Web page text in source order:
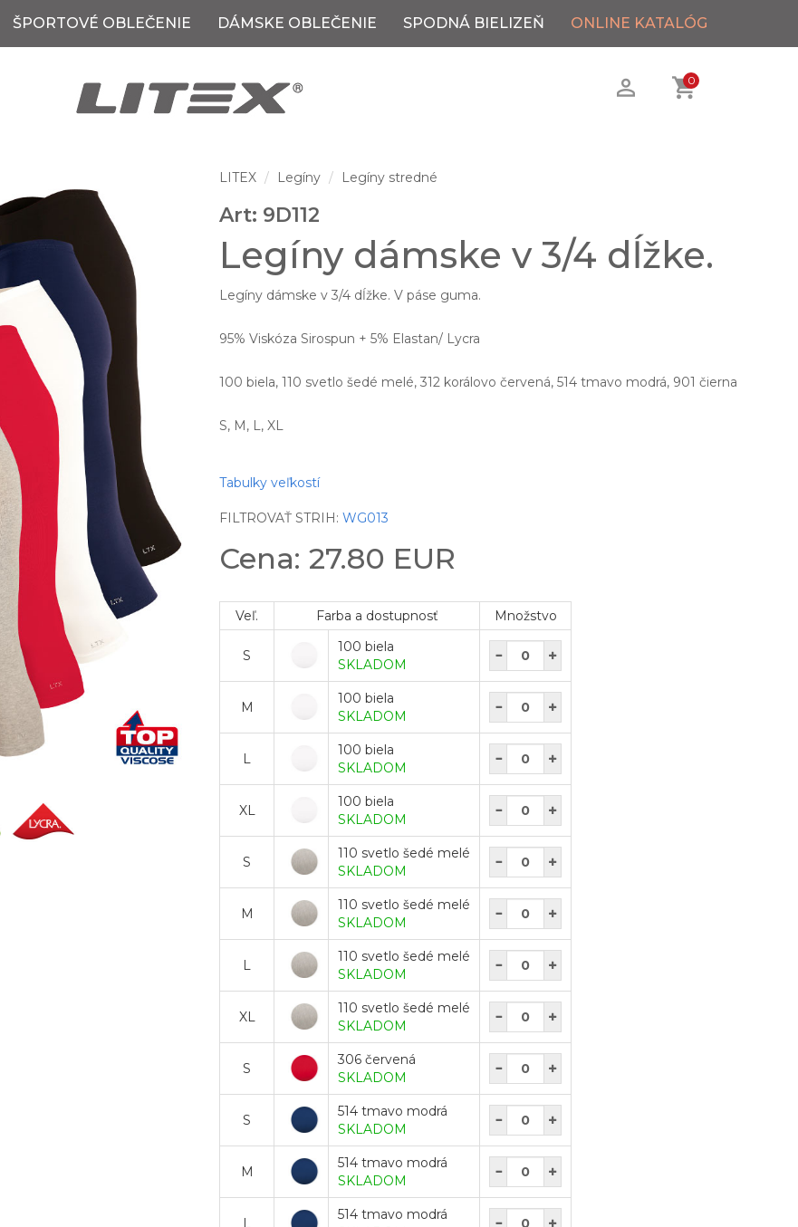
ŠPORTOVÉ OBLEČENIE DÁMSKE OBLEČENIE SPODNÁ BIELIZEŇ ONLINE KATALÓG
0
LITEX Legíny Legíny stredné
Art: 9D112
Legíny dámske v 3/4 dĺžke.
Legíny dámske v 3/4 dĺžke. V páse guma.
95% Viskóza Sirospun + 5% Elastan/ Lycra
100 biela, 110 svetlo šedé melé, 312 korálovo červená, 514 tmavo modrá, 901 čierna
S, M, L, XL
Tabulky veľkostí
FILTROVAŤ STRIH:WG013
Cena: 27.80 EUR
Veľ. Farba a dostupnosť Množstvo
S
100 biela
SKLADOM
M
100 biela
SKLADOM
L
100 biela
SKLADOM
XL
100 biela
SKLADOM
S
110 svetlo šedé melé
SKLADOM
M
110 svetlo šedé melé
SKLADOM
L
110 svetlo šedé melé
SKLADOM
XL
110 svetlo šedé melé
SKLADOM
S
306 červená
SKLADOM
S
514 tmavo modrá
SKLADOM
M
514 tmavo modrá
SKLADOM
L
514 tmavo modrá